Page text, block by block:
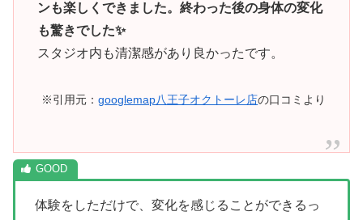
ンも楽しくできました。終わった後の身体の変化
も驚きでした✨
スタジオ内も清潔感があり良かったです。
※引用元：googlemap八王子オクトーレ店の口コミより
体験をしただけで、変化を感じることができるっ